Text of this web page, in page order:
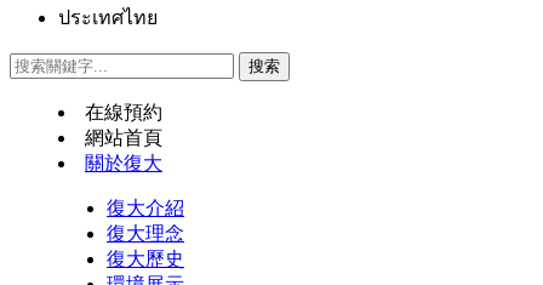
ประเทศไทย
在線預約
網站首頁
關於復大
復大介紹
復大理念
復大歷史